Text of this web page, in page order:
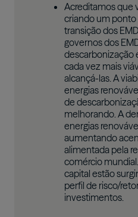
Acreditamos que
criando um ponto
transição dos
governos dos
descarbonização
cada vez mais
alcançá-las. A
energias
de
melhorando. A
energias
aumentando
alimentada pela
comércio
capital estão
perfil de risco/
investimentos.